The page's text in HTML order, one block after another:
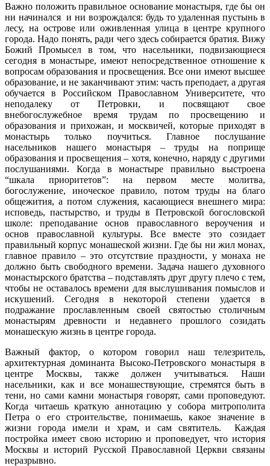
Важно положить правильное основание монастыря, где бы он
ни начинался и ни возрождался: будь то удаленная пустынь в
лесу, на острове или оживленная улица в центре крупного
города. Надо понять, ради чего здесь собирается братия. Вижу
Божий Промысел в том, что насельники, подвизающиеся
сегодня в монастыре, имеют непосредственное отношение к
вопросам образования и просвещения. Все они имеют высшее
образование, и не заканчивают этим: часть преподает, а другая
обучается в Российском Православном Университете, что
неподалеку от Петровки, и посвящают свое
внебогослужебное время трудам по просвещению и
образования и прихожан, и москвичей, которые приходят в
монастырь только поучиться. Главное послушание
насельников нашего монастыря – труды на поприще
образования и просвещения – хотя, конечно, наряду с другими
послушаниями. Когда в монастыре правильно выстроена
“шкала приоритетов”: на первом месте молитва,
богослужение, иноческое правило, потом труды на благо
общежития, а потом служения, касающиеся внешнего мира:
исповедь, пастырство, и труды в Петровской богословской
школе: преподавание основ православного вероучения и
основ православной культуры. Все вместе это созидает
правильный корпус монашеской жизни. Где бы ни жил монах,
главное правило – это отсутствие праздности, у монаха не
должно быть свободного времени. Задача нашего духовного
монастырского братства – подставлять друг другу плечо с тем,
чтобы не оставалось времени для выслушивания помыслов и
искушений. Сегодня в некоторой степени удается в
подражание прославленным своей святостью столичным
монастырям древности и недавнего прошлого созидать
монашескую жизнь в центре города.
Важный фактор, о котором говорил наш телезритель,
архитектурная доминанта Высоко-Петровского монастыря в
центре Москвы, также должен учитываться. Наши
насельники, как и все монашествующие, стремятся быть в
тени, но сами камни монастыря говорят, сами проповедуют.
Когда читаешь краткую аннотацию у собора митрополита
Петра о его строительстве, понимаешь, какое значение в
жизни города имели и храм, и сам святитель. Каждая
постройка имеет свою историю и проповедует, что история
Москвы и историй Русской Православной Церкви связаны
неразрывно.